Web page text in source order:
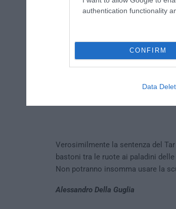
authentication functionality
CONFIRM
Data
Verosimilmente la sentenza del
bastoni tra le ruote ai paladini
Non potranno insomma usare la
Alessandro Della Guglia